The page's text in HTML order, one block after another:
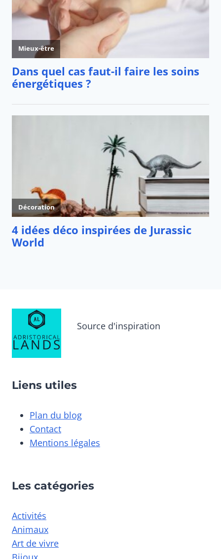
Source d'inspiration
Liens utiles
Plan du blog
Contact
Mentions légales
Les catégories
Activités
Animaux
Art de vivre